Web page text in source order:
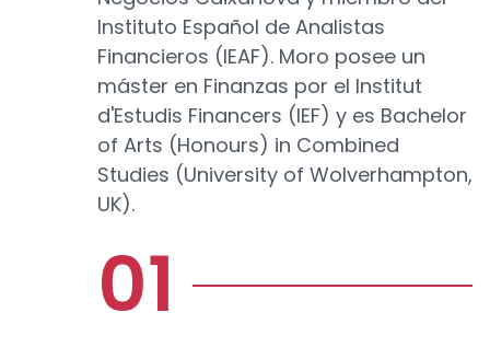
Instituto Español de Analistas
Financieros (IEAF). Moro posee un
máster en Finanzas por el Institut
d'Estudis Financers (IEF) y es Bachelor
of Arts (Honours) in Combined
Studies (University of Wolverhampton,
UK).